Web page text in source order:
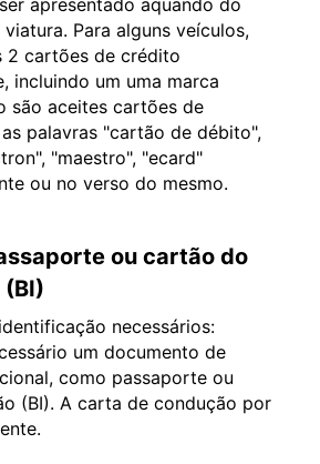
apresentado aquando do
Para alguns veículos,
2 cartões de crédito
incluindo um uma marca
são aceites cartões de
palavras "cartão de débito",
"maestro", "ecard"
ou no verso do mesmo.
ou cartão do
necessários:
um documento de
como passaporte ou
(BI). A carta de condução por